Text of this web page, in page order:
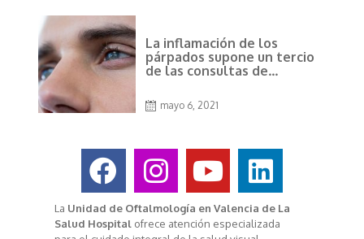
La inflamación de los
párpados supone un tercio
de las consultas de
usamos mascarilla
mayo 6, 2021
La Unidad de Oftalmología en Valencia de La
Salud Hospitalofrece atención especializada